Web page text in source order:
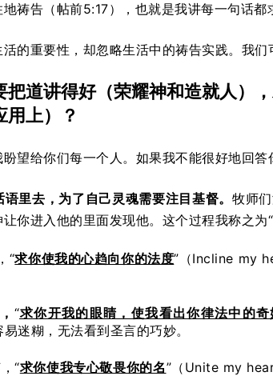
祷告（帖前5:17），也就是我讲每一句话都
活的重要性，却忽略生活中的祷告实践。我们
把道讲得好（荣耀神和造就人）
用上）？
望给你们每一个人。如果我不能很好地回答
里去，为了自己灵魂需要注目基督。牧师
你进入他的里面发现他。这个过程我称之为
“求你使我的心趋向你的法度”（Incline my
， “求你开我的眼睛，使我看出你律法中的奇
迷糊，无法看到圣言的巧妙。
“求你使我专心敬畏你的名”（Unite my